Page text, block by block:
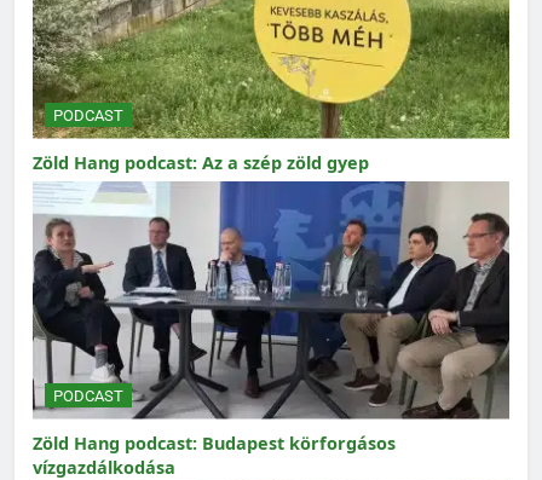
PODCAST
Zöld Hang podcast: Az a szép zöld gyep
PODCAST
Zöld Hang podcast: Budapest körforgásos
vízgazdálkodása